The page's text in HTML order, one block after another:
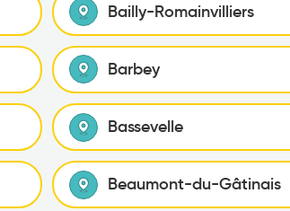
Bailly-Romainvilliers
Barbey
Bassevelle
Beaumont-du-Gâtinais